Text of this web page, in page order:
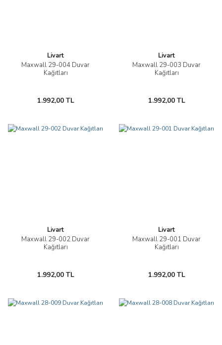
Livart
Maxwall 29-004 Duvar
Kağıtları
1.992,00 TL
Livart
Maxwall 29-003 Duvar
Kağıtları
1.992,00 TL
Livart
Maxwall 29-002 Duvar
Kağıtları
1.992,00 TL
Livart
Maxwall 29-001 Duvar
Kağıtları
1.992,00 TL